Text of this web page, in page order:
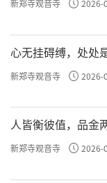
式。到了唐朝
念也影响到社
今，素食不仅
康、慈悲生活
“斋”与“素”
新郑寺观音寺 2026-
心无挂碍缚，处处
新郑寺观音寺 2026-
人皆衡彼值，品金
新郑寺观音寺 2026-